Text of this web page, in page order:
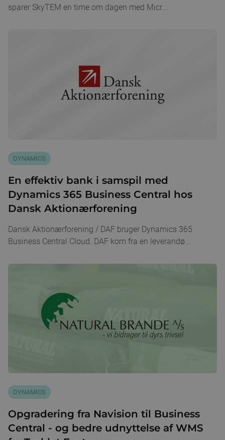
sparer SkyTEM en time om dagen med Micr...
DYNAMICS
En effektiv bank i samspil med
Dynamics 365 Business Central hos
Dansk Aktionærforening
Dansk Aktionærforening / DAF bruger Dynamics 365
Business Central Cloud. DAF kom fra en leverandø...
DYNAMICS
Opgradering fra Navision til Business
Central - og bedre udnyttelse af WMS